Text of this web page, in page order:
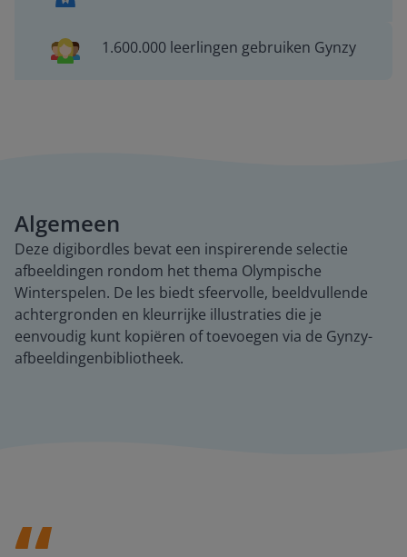
1.600.000 leerlingen gebruiken Gynzy
Algemeen
Deze digibordles bevat een inspirerende selectie
afbeeldingen rondom het thema Olympische
Winterspelen. De les biedt sfeervolle, beeldvullende
achtergronden en kleurrijke illustraties die je
eenvoudig kunt kopiëren of toevoegen via de Gynzy-
afbeeldingenbibliotheek.